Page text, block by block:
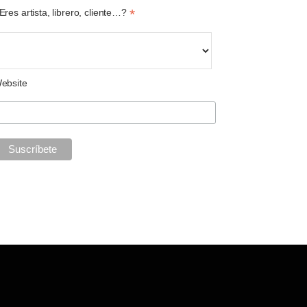
artista, librero, cliente…? *